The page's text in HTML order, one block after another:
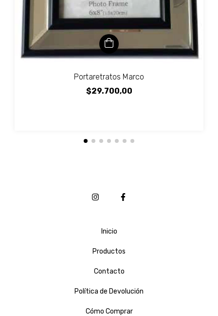
Portaretratos Marco
$29.700,00
Inicio
Productos
Contacto
Política de Devolución
Cómo Comprar